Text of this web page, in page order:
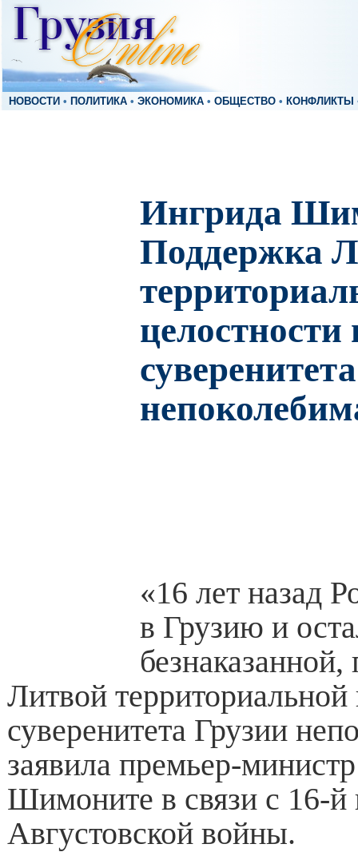
НОВОСТИ • ПОЛИТИКА • ЭКОНОМИКА • ОБЩЕСТВО • КОНФЛИКТЫ
Ингрида
Поддержка
целостности
«16 лет назад
в Грузию и
Литвой территориальной
суверенитета Грузии
заявила премьер-
Шимоните в связи с 16-й
Августовской войны.